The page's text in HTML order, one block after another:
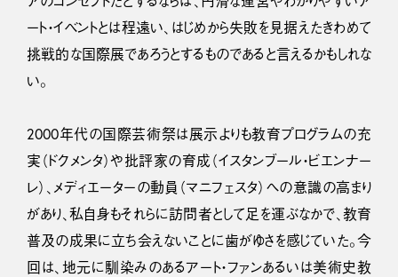
ート・イベントとは程遠い、はじめから失敗を見据えたきわめて
挑戦的な国際展であろうとするものであると言えるかもしれな
い。
2000年代の国際芸術祭は展示よりも教育プログラムの充
実（ドクメンタ）や批評家の育成（イスタンブール・ビエンナー
レ）、メディエーターの動員（マニフェスタ）への意識の高まり
があり、私自身もそれらに訪問者として足を運ぶなかで、教育
普及の成果に立ち会えないことに歯がゆさを感じていた。今
回は、地元に馴染みのあるアート・ファンあるいは美術史教